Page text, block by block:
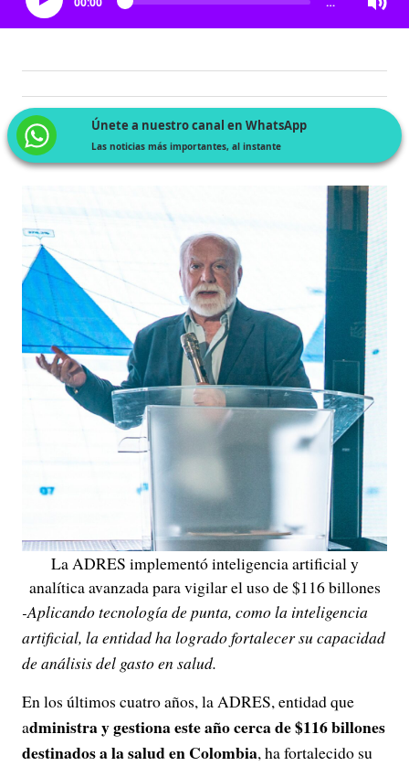
Únete a nuestro canal en WhatsApp
Las noticias más importantes, al instante
La ADRES implementó inteligencia artificial y
analítica avanzada para vigilar el uso de $116 billones
-Aplicando tecnología de punta, como la inteligencia
artificial, la entidad ha logrado fortalecer su capacidad
de análisis del gasto en salud.
En los últimos cuatro años, la ADRES, entidad que
administra y gestiona este año cerca de $116 billones
destinados a la salud en Colombia, ha fortalecido su